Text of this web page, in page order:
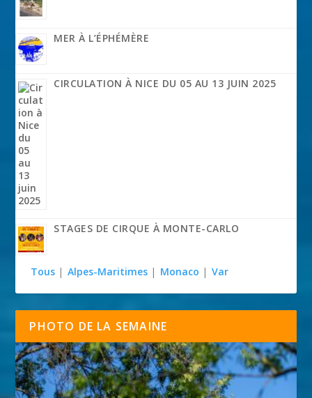
MER À L’ÉPHÉMÈRE
CIRCULATION À NICE DU 05 AU 13 JUIN 2025
STAGES DE CIRQUE À MONTE-CARLO
Tous | Alpes-Maritimes | Monaco | Var
PHOTO DE LA SEMAINE